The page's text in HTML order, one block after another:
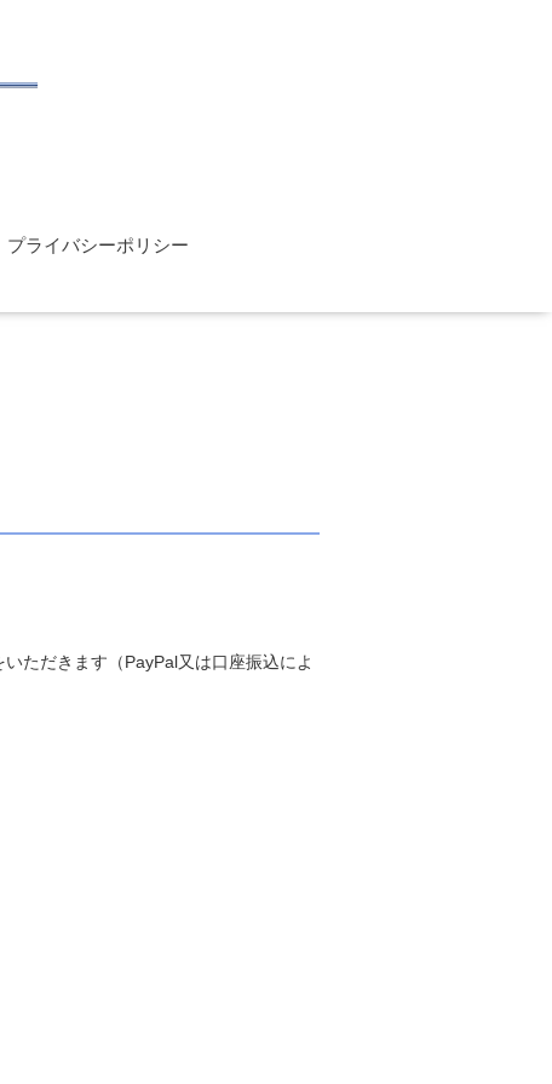
プライバシーポリシー
ただきます（PayPal又は口座振込によ